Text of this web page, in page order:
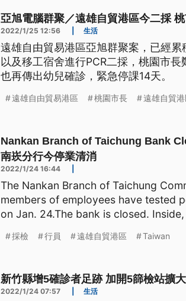
亞旭電腦群聚／遠雄自貿港區今二採
2022/1/25 12:56 生活
遠雄自由貿易港區亞旭群聚案，已經
以及移工宿舍進行PCR二採，桃園市
也再傳出幼兒確診，緊急停課14天。
遠雄自由貿易港區 桃園市長 遠雄自貿港
Nankan Branch of Taichung Bank
南崁分行今停業清消
2022/1/24 16:44
The Nankan Branch of Taichung
members of employees have tested
on Jan. 24.The bank is closed.
採檢 行員 遠雄自貿港區 Taiwan
新竹縣增5確診者足跡 加開5篩檢站擴
2022/1/24 07:57 生活